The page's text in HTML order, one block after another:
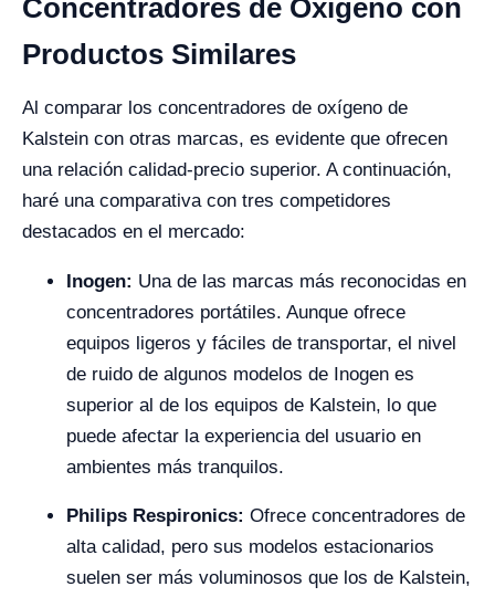
Concentradores de Oxígeno con
Productos Similares
Al comparar los concentradores de oxígeno de
Kalstein con otras marcas, es evidente que ofrecen
una relación calidad-precio superior. A continuación,
haré una comparativa con tres competidores
destacados en el mercado:
Inogen: Una de las marcas más reconocidas en
concentradores portátiles. Aunque ofrece
equipos ligeros y fáciles de transportar, el nivel
de ruido de algunos modelos de Inogen es
superior al de los equipos de Kalstein, lo que
puede afectar la experiencia del usuario en
ambientes más tranquilos.
Philips Respironics: Ofrece concentradores de
alta calidad, pero sus modelos estacionarios
suelen ser más voluminosos que los de Kalstein,